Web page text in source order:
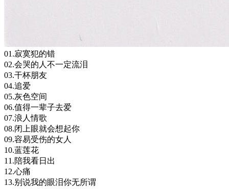
01.寂寞犯的错
02.会哭的人不一定流泪
03.干杯朋友
04.追爱
05.灰色空间
06.值得一辈子去爱
07.浪人情歌
08.闭上眼就会想起你
09.容易受伤的女人
10.蓝莲花
11.陪我看日出
12.心痛
13.别说我的眼泪你无所谓